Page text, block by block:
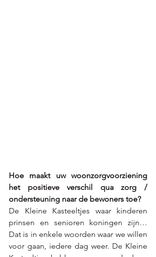
Hoe maakt uw woonzorgvoorziening
het positieve verschil qua zorg /
ondersteuning naar de bewoners toe?
De Kleine Kasteeltjes waar kinderen
prinsen en senioren koningen zijn…
Dat is in enkele woorden waar we willen
voor gaan, iedere dag weer. De Kleine